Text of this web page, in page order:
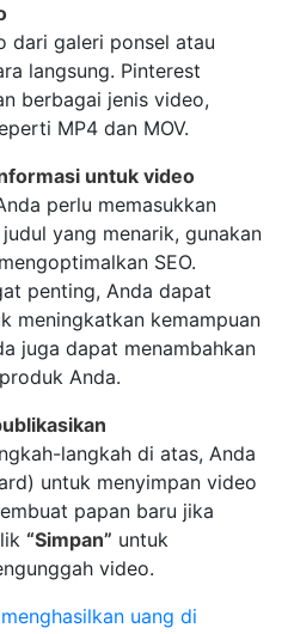
dari galeri ponsel atau
langsung. Pinterest
berbagai jenis video,
MP4 dan MOV.
untuk video
perlu memasukkan
yang menarik, gunakan
SEO.
penting, Anda dapat
meningkatkan kemampuan
juga dapat menambahkan
Anda.
langkah di atas, Anda
untuk menyimpan video
papan baru jika
“Simpan” untuk
video.
uang di